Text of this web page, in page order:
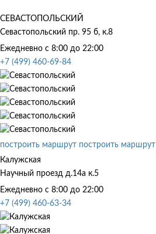
СЕВАСТОПОЛЬСКИЙ
Севастопольский пр. 95 б, к.8
Ежедневно с 8:00 до 22:00
+7 (499) 460-69-84
построить маршрут построить маршрут
Калужская
Научный проезд д.14а к.5
Ежедневно с 8:00 до 22:00
+7 (499) 460-63-34